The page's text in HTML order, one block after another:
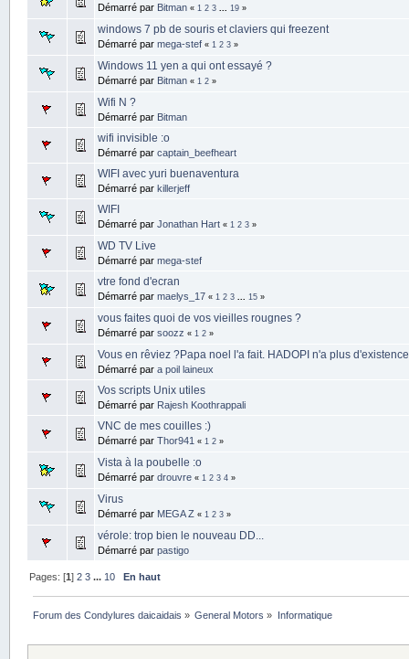
Démarré par Bitman « 1 2 3 19»
windows 7 pb de souris et claviers qui freezent
Démarré par mega-stef « 1 2 3»
Windows 11 yen a qui ont essayé ?
Démarré par Bitman « 1 2»
Wifi N ?
Démarré par Bitman
wifi invisible :o
Démarré par captain_beefheart
WIFI avec yuri buenaventura
Démarré par killerjeff
WIFI
Démarré par Jonathan Hart « 1 2 3»
WD TV Live
Démarré par mega-stef
vtre fond d'ecran
Démarré par maelys_17 « 1 2 3 15»
vous faites quoi de vos vieilles rougnes ?
Démarré par soozz « 1 2»
Vous en rêviez ?Papa noel l'a fait. HADOPI n'a plus
Démarré par a poil laineux
Vos scripts Unix utiles
Démarré par Rajesh Koothrappali
VNC de mes couilles :)
Démarré par Thor941 « 1 2»
Vista à la poubelle :o
Démarré par drouvre « 1 2 3 4»
Virus
Démarré par MEGA Z « 1 2 3»
vérole: trop bien le nouveau DD...
Démarré par pastigo
Pages: [1]2 3 ... 10 En haut
Forum des Condylures daicaidais » General Motors » Informatique